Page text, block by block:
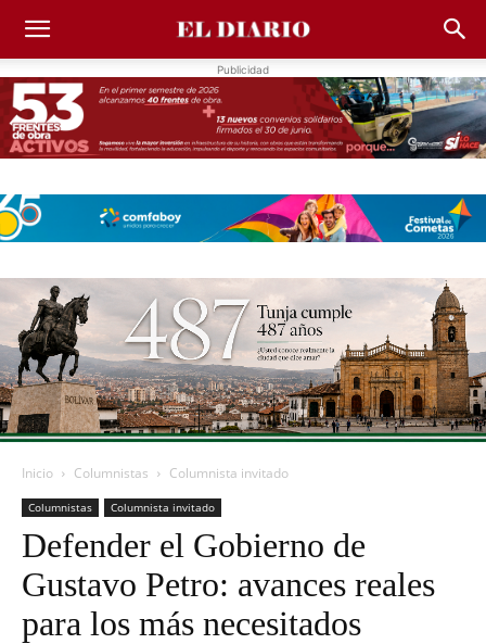
Publicidad
Inicio Columnistas Columnista invitado
Columnistas Columnista invitado
Defender el Gobierno de
Gustavo Petro: avances reales
para los más necesitados